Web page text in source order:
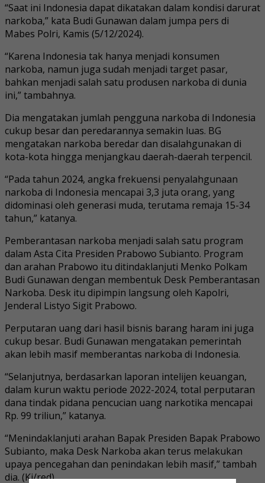
“Saat ini Indonesia dapat dikatakan dalam kondisi darurat
narkoba,” kata Budi Gunawan dalam jumpa pers di
Mabes Polri, Kamis (5/12/2024).
“Karena Indonesia tak hanya menjadi konsumen
narkoba, namun juga sudah menjadi target pasar,
bahkan menjadi salah satu produsen narkoba di dunia
ini,” tambahnya.
Dia mengatakan jumlah pengguna narkoba di Indonesia
cukup besar dan peredarannya semakin luas. BG
mengatakan narkoba beredar dan disalahgunakan di
kota-kota hingga menjangkau daerah-daerah terpencil.
“Pada tahun 2024, angka frekuensi penyalahgunaan
narkoba di Indonesia mencapai 3,3 juta orang, yang
didominasi oleh generasi muda, terutama remaja 15-34
tahun,” katanya.
Pemberantasan narkoba menjadi salah satu program
dalam Asta Cita Presiden Prabowo Subianto. Program
dan arahan Prabowo itu ditindaklanjuti Menko Polkam
Budi Gunawan dengan membentuk Desk Pemberantasan
Narkoba. Desk itu dipimpin langsung oleh Kapolri,
Jenderal Listyo Sigit Prabowo.
Perputaran uang dari hasil bisnis barang haram ini juga
cukup besar. Budi Gunawan mengatakan pemerintah
akan lebih masif memberantas narkoba di Indonesia.
“Selanjutnya, berdasarkan laporan intelijen keuangan,
dalam kurun waktu periode 2022-2024, total perputaran
dana tindak pidana pencucian uang narkotika mencapai
Rp. 99 triliun,” katanya.
“Menindaklanjuti arahan Bapak Presiden Bapak Prabowo
Subianto, maka Desk Narkoba akan terus melakukan
upaya pencegahan dan penindakan lebih masif,” tambah
dia. (Ki/red)